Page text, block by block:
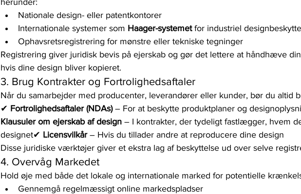
herunder:
Nationale design- eller patentkontorer
Internationale systemer som Haager-systemet for industriel
Ophavsretsregistrering for mønstre eller tekniske tegninger
Registrering giver juridisk bevis på ejerskab og gør det lettere at håndhæve
hvis dine design bliver kopieret.
3. Brug Kontrakter og Fortrolighedsaftaler
Når du samarbejder med producenter, leverandører eller kunder, bør du altid
✔ Fortrolighedsaftaler (NDAs) – For at beskytte produktplaner og
Klausuler om ejerskab af design – I kontrakter, der tydeligt fastlægger, hvem
designet✔ Licensvilkår – Hvis du tillader andre at reproducere dine design
Disse juridiske værktøjer giver et ekstra lag af beskyttelse ud over selve
4. Overvåg Markedet
Hold øje med både det lokale og internationale marked for potentielle
Gennemgå regelmæssigt online markedspladser